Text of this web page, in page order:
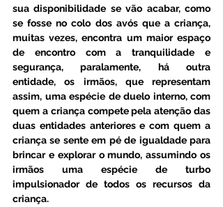
sua disponibilidade se vão acabar, como
se fosse no colo dos avós que a criança,
muitas vezes, encontra um maior espaço
de encontro com a tranquilidade e
segurança, paralamente, há outra
entidade, os irmãos, que representam
assim, uma espécie de duelo interno, com
quem a criança compete pela atenção das
duas entidades anteriores e com quem a
criança se sente em pé de igualdade para
brincar e explorar o mundo, assumindo os
irmãos uma espécie de turbo
impulsionador de todos os recursos da
criança.